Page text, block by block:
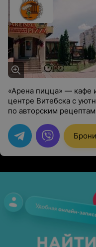
«Арена пицца» — кафе
центре Витебска с
по авторским